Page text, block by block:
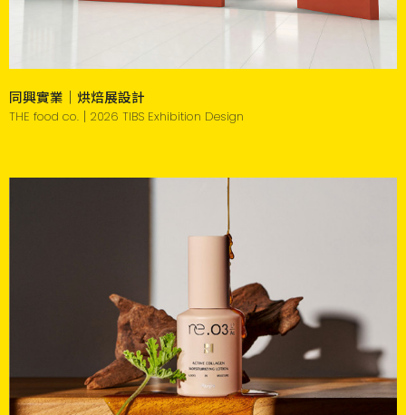
同興實業｜烘焙展設計
THE food co.｜2026 TIBS Exhibition Design